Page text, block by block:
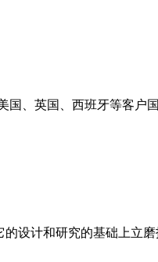
国、英国、西班牙等客
设计和研究的基础上立